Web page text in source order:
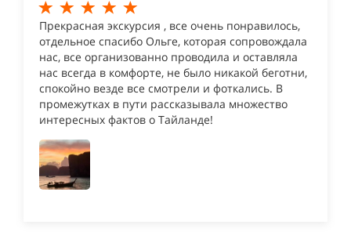
Прекрасная экскурсия , все очень понравилось,
отдельное спасибо Ольге, которая сопровождала
нас, все организованно проводила и оставляла
нас всегда в комфорте, не было никакой беготни,
спокойно везде все смотрели и фоткались. В
промежутках в пути рассказывала множество
интересных фактов о Тайланде!